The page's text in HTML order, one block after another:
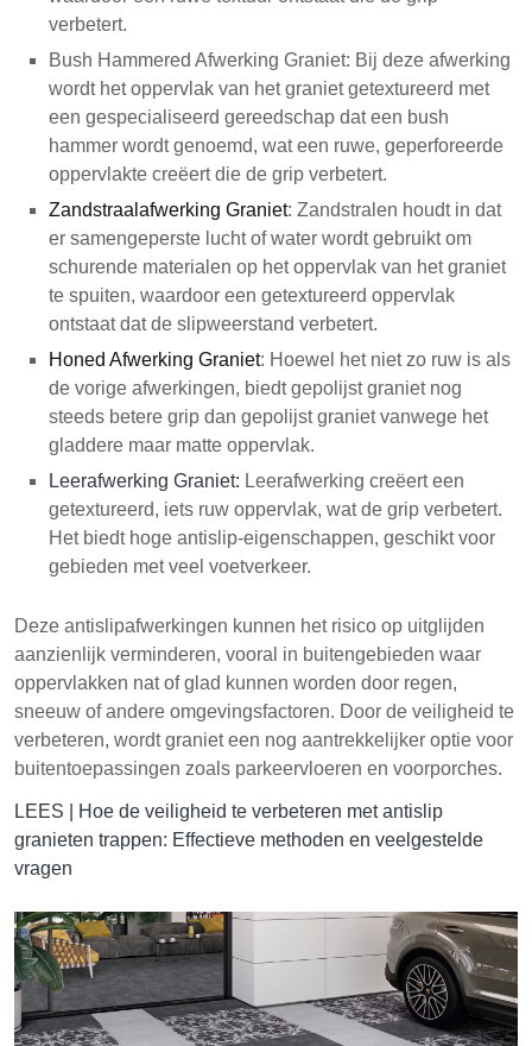
verbetert.
Bush Hammered Afwerking Graniet: Bij deze afwerking
wordt het oppervlak van het graniet getextureerd met
een gespecialiseerd gereedschap dat een bush
hammer wordt genoemd, wat een ruwe, geperforeerde
oppervlakte creëert die de grip verbetert.
Zandstraalafwerking Graniet: Zandstralen houdt in dat
er samengeperste lucht of water wordt gebruikt om
schurende materialen op het oppervlak van het graniet
te spuiten, waardoor een getextureerd oppervlak
ontstaat dat de slipweerstand verbetert.
Honed Afwerking Graniet: Hoewel het niet zo ruw is als
de vorige afwerkingen, biedt gepolijst graniet nog
steeds betere grip dan gepolijst graniet vanwege het
gladdere maar matte oppervlak.
Leerafwerking Graniet: Leerafwerking creëert een
getextureerd, iets ruw oppervlak, wat de grip verbetert.
Het biedt hoge antislip-eigenschappen, geschikt voor
gebieden met veel voetverkeer.
Deze antislipafwerkingen kunnen het risico op uitglijden
aanzienlijk verminderen, vooral in buitengebieden waar
oppervlakken nat of glad kunnen worden door regen,
sneeuw of andere omgevingsfactoren. Door de veiligheid te
verbeteren, wordt graniet een nog aantrekkelijker optie voor
buitentoepassingen zoals parkeervloeren en voorporches.
LEES |
Hoe de veiligheid te verbeteren met antislip
granieten trappen: Effectieve methoden en veelgestelde
vragen